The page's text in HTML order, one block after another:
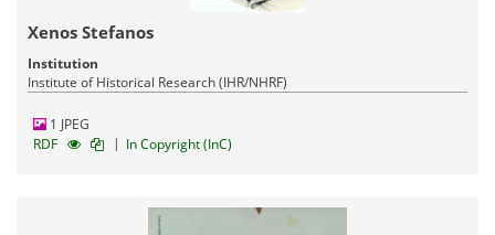
Xenos Stefanos
Institution
Institute of Historical Research (IHR/NHRF)
1 JPEG
RDF
| In Copyright (InC)